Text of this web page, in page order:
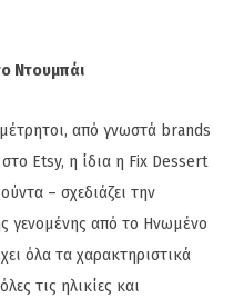
Ντουμπάι
από γνωστά brands
στο Etsy, η ίδια η Fix Dessert
– σχεδιάζει την
γενομένης από το Ηνωμένο
όλα τα χαρακτηριστικά
τις ηλικίες και